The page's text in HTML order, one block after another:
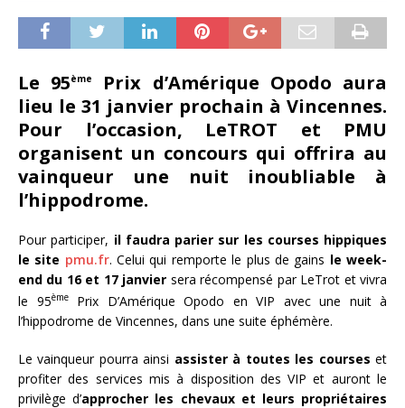
Le 95ème
Prix d’Amérique Opodo aura
lieu le 31 janvier prochain à Vincennes.
Pour l’occasion, LeTROT et PMU
organisent un concours qui offrira au
vainqueur une nuit inoubliable à
l’hippodrome.
Pour participer, il faudra parier sur les courses hippiques
le site pmu.fr. Celui qui remporte le plus de gains le week-
end du 16 et 17 janvier sera récompensé par LeTrot et vivra
le 95èmePrix D’Amérique Opodo en VIP avec une nuit à
l’hippodrome de Vincennes, dans une suite éphémère.
Le vainqueur pourra ainsi assister à toutes les courses et
profiter des services mis à disposition des VIP et auront le
privilège d’approcher les chevaux et leurs propriétaires